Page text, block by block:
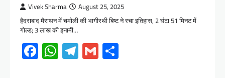
Vivek Sharma August 25, 2025
हैदराबाद मैराथन में चमोली की भागीरथी बिष्ट ने रचा इतिहास, 2 घंटा 51 मिनट में
गोल्ड; 3 लाख की इनामी…
Facebook
WhatsApp
Telegram
Gmail